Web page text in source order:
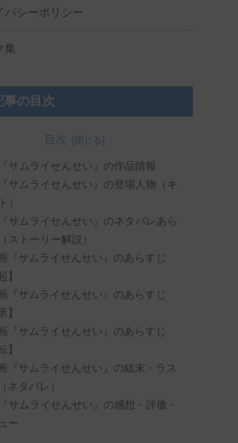
バシーポリシー
集
事の目次
目次
サムライせんせい』の作品情報
サムライせんせい』の登場人物（キ
）
サムライせんせい』のネタバレあら
ストーリー解説）
『サムライせんせい』のあらすじ
】
『サムライせんせい』のあらすじ
】
『サムライせんせい』のあらすじ
】
『サムライせんせい』の結末・ラス
ネタバレ）
サムライせんせい』の感想・評価・
ー